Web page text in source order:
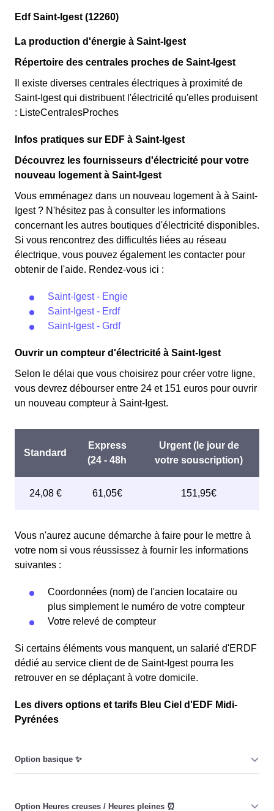
Edf Saint-Igest (12260)
La production d'énergie à Saint-Igest
Répertoire des centrales proches de Saint-Igest
Il existe diverses centrales électriques à proximité de
Saint-Igest qui distribuent l'électricité qu'elles produisent
: ListeCentralesProches
Infos pratiques sur EDF à Saint-Igest
Découvrez les fournisseurs d'électricité pour votre
nouveau logement à Saint-Igest
Vous emménagez dans un nouveau logement à à Saint-
Igest ? N'hésitez pas à consulter les informations
concernant les autres boutiques d'électricité disponibles.
Si vous rencontrez des difficultés liées au réseau
électrique, vous pouvez également les contacter pour
obtenir de l'aide. Rendez-vous ici :
Saint-Igest - Engie
Saint-Igest - Erdf
Saint-Igest - Grdf
Ouvrir un compteur d'électricité à Saint-Igest
Selon le délai que vous choisirez pour créer votre ligne,
vous devrez débourser entre 24 et 151 euros pour ouvrir
un nouveau compteur à Saint-Igest.
Vous n'aurez aucune démarche à faire pour le mettre à
votre nom si vous réussissez à fournir les informations
suivantes :
Coordonnées (nom) de l'ancien locataire ou
plus simplement le numéro de votre compteur
Votre relevé de compteur
Si certains éléments vous manquent, un salarié d'ERDF
dédié au service client de de Saint-Igest pourra les
retrouver en se déplaçant à votre domicile.
Les divers options et tarifs Bleu Ciel d'EDF Midi-
Pyrénées
date, ni de l'heure, que ce soit en à Saint-Igest ou